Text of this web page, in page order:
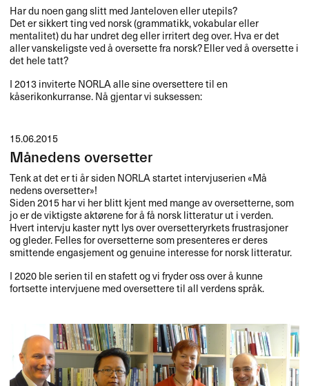
Har du noen gang slitt med Janteloven eller utepils?
Det er sikkert ting ved norsk (grammatikk, vokabular eller
mentalitet) du har undret deg eller irritert deg over. Hva er det
aller vanskeligste ved å oversette fra norsk? Eller ved å oversette i
det hele tatt?
I 2013 inviterteNORLAalle sine oversettere til en
kåserikonkurranse. Nå gjentar vi suksessen:
15.06.2015
Månedens oversetter
Tenk at det er ti ​å​r sidenNORLAstartet intervjuserien «​M​å​
nedens oversetter​»​​!
Siden 2015 har vi her blitt kjent med mange av oversetterne, som
jo er de viktigste akt​ø​rene for ​å f​å norsk litteratur ut i verden.
Hvert intervju kaster nytt lys over oversetteryrkets frustrasjoner
og gleder. Felles for oversetterne som presenteres er deres
smittende engasjement og genuine interesse for norsk litteratur.​​
I 2020 ble serien til en stafett og vi fryder oss over ​å kunne
fortsette intervjuene med oversettere til all verdens spr​å​k.​​